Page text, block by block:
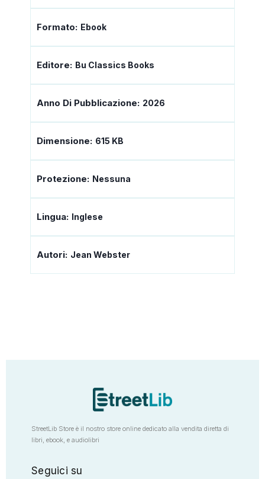
Formato: Ebook
Editore: Bu Classics Books
Anno Di Pubblicazione: 2026
Dimensione: 615 KB
Protezione: Nessuna
Lingua: Inglese
Autori: Jean Webster
StreetLib Store è il nostro store online dedicato alla vendita diretta di
libri, ebook, e audiolibri
Seguici su